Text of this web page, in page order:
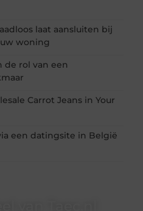
laat aansluiten bij
woning
de rol van een
Carrot Jeans in Your
een datingsite in België